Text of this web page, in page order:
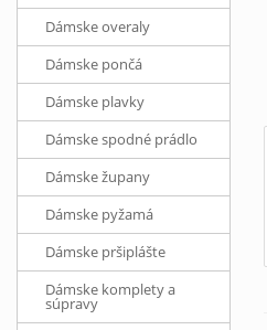
Dámske overaly
Dámske pončá
Dámske plavky
Dámske spodné prádlo
Dámske župany
Dámske pyžamá
Dámske pršiplášte
Dámske komplety a
súpravy